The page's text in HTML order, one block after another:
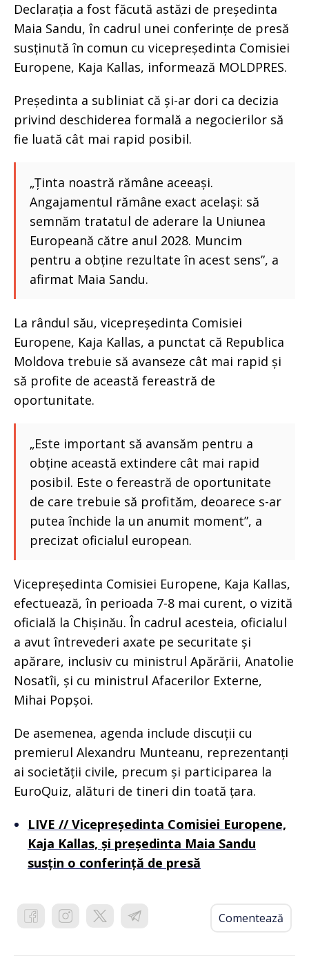
Declarația a fost făcută astăzi de președinta
Maia Sandu, în cadrul unei conferințe de presă
susținută în comun cu vicepreședinta Comisiei
Europene, Kaja Kallas, informează MOLDPRES.
Președinta a subliniat că și-ar dori ca decizia
privind deschiderea formală a negocierilor să
fie luată cât mai rapid posibil.
„Ținta noastră rămâne aceeași.
Angajamentul rămâne exact același: să
semnăm tratatul de aderare la Uniunea
Europeană către anul 2028. Muncim
pentru a obține rezultate în acest sens”, a
afirmat Maia Sandu.
La rândul său, vicepreședinta Comisiei
Europene, Kaja Kallas, a punctat că Republica
Moldova trebuie să avanseze cât mai rapid și
să profite de această fereastră de
oportunitate.
„Este important să avansăm pentru a
obține această extindere cât mai rapid
posibil. Este o fereastră de oportunitate
de care trebuie să profităm, deoarece s-ar
putea închide la un anumit moment”, a
precizat oficialul european.
Vicepreședinta Comisiei Europene, Kaja Kallas,
efectuează, în perioada 7-8 mai curent, o vizită
oficială la Chișinău. În cadrul acesteia, oficialul
a avut întrevederi axate pe securitate și
apărare, inclusiv cu ministrul Apărării, Anatolie
Nosatîi, și cu ministrul Afacerilor Externe,
Mihai Popșoi.
De asemenea, agenda include discuții cu
premierul Alexandru Munteanu, reprezentanți
ai societății civile, precum și participarea la
EuroQuiz, alături de tineri din toată țara.
LIVE // Vicepreședinta Comisiei Europene,
Kaja Kallas, și președinta Maia Sandu
susțin o conferință de presă
Comentează